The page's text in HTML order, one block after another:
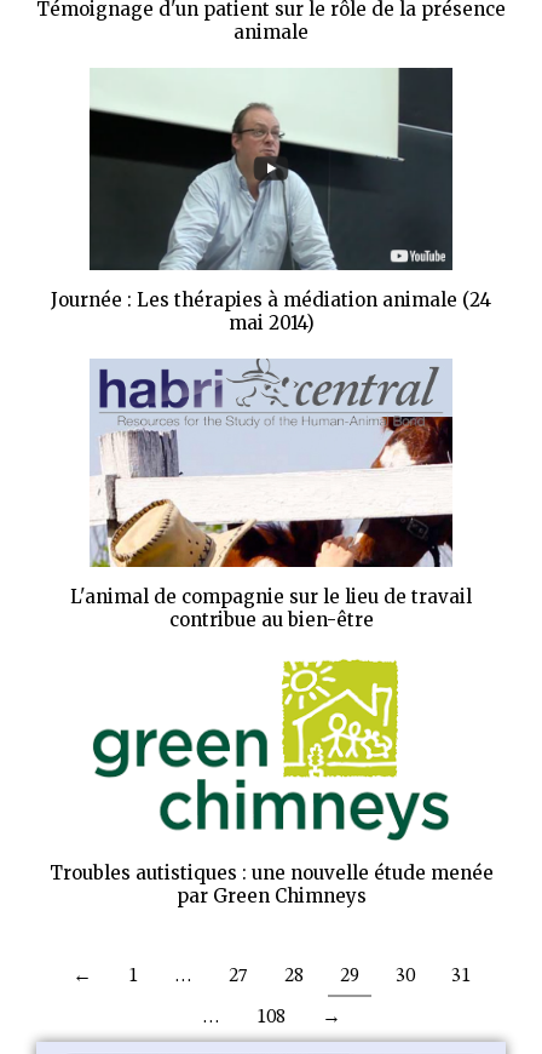
Témoignage d'un patient sur le rôle de la présence
animale
Journée : Les thérapies à médiation animale (24
mai 2014)
L'animal de compagnie sur le lieu de travail
contribue au bien-être
Troubles autistiques : une nouvelle étude menée
par Green Chimneys
← 1 … 27 28 29 30 31
… 108 →